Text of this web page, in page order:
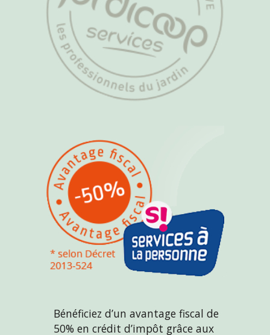
50% en crédit d’impôt grâce aux